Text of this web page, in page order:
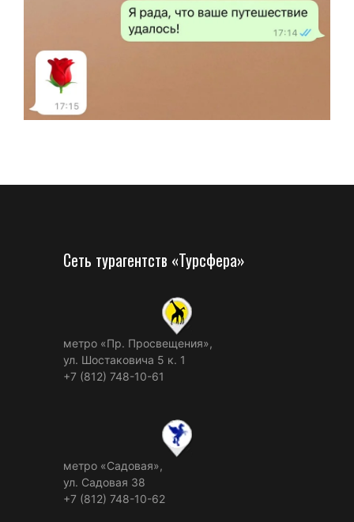
Сеть турагентств «Турсфера»
метро «Пр. Просвещения»,
ул. Шостаковича 5 к. 1
+7 (812) 748-10-61
метро «Садовая»,
ул. Садовая 38
+7 (812) 748-10-62